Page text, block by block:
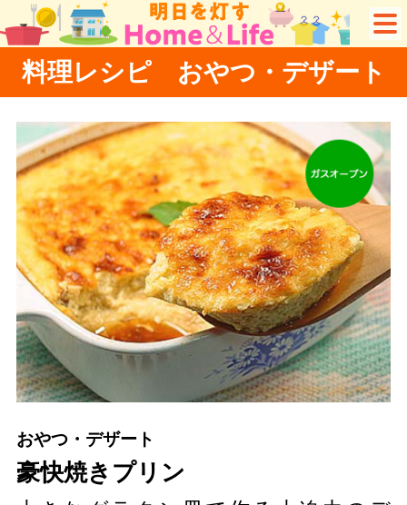
料理レシピ おやつ・デザート
おやつ・デザート
豪快焼きプリン